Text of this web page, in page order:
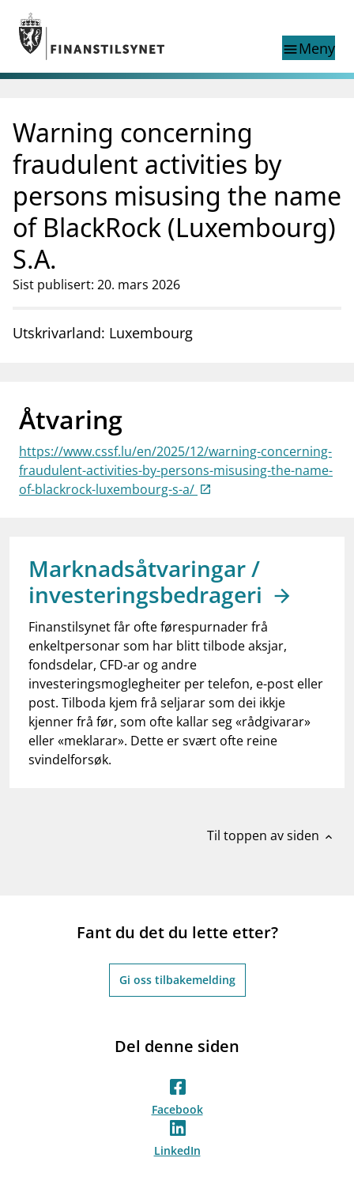
Gå til hovedinnhold
Gå til søkesiden
menuMeny
nettstedet
English
English
English home page
Tilsyn
Aktuelt
Finanstilsynets registre
Tema
supervisor_accountForbrukerinformasjon
business
mail_outlineKontakt oss
notifications_noneAbonner på nyhetsvarsel
Warning concerning
fraudulent activities by
persons misusing the name
of BlackRock (Luxembourg)
S.A.
Sist publisert: 20. mars 2026
Utskrivarland: Luxembourg
Åtvaring
https://www.cssf.lu/en/2025/12/warning-concerning-
fraudulent-activities-by-persons-misusing-the-name-
of-blackrock-luxembourg-s-a/
Marknadsåtvaringar /
investeringsbedrageri
Finanstilsynet får ofte førespurnader frå
enkeltpersonar som har blitt tilbode aksjar,
fondsdelar, CFD-ar og andre
investeringsmoglegheiter per telefon, e-post eller
post. Tilboda kjem frå seljarar som dei ikkje
kjenner frå før, som ofte kallar seg «rådgivarar»
eller «meklarar». Dette er svært ofte reine
svindelforsøk.
Til toppen av siden expand_less
Fant du det du lette etter?
Gi oss tilbakemelding
Del denne siden
Facebook
LinkedIn